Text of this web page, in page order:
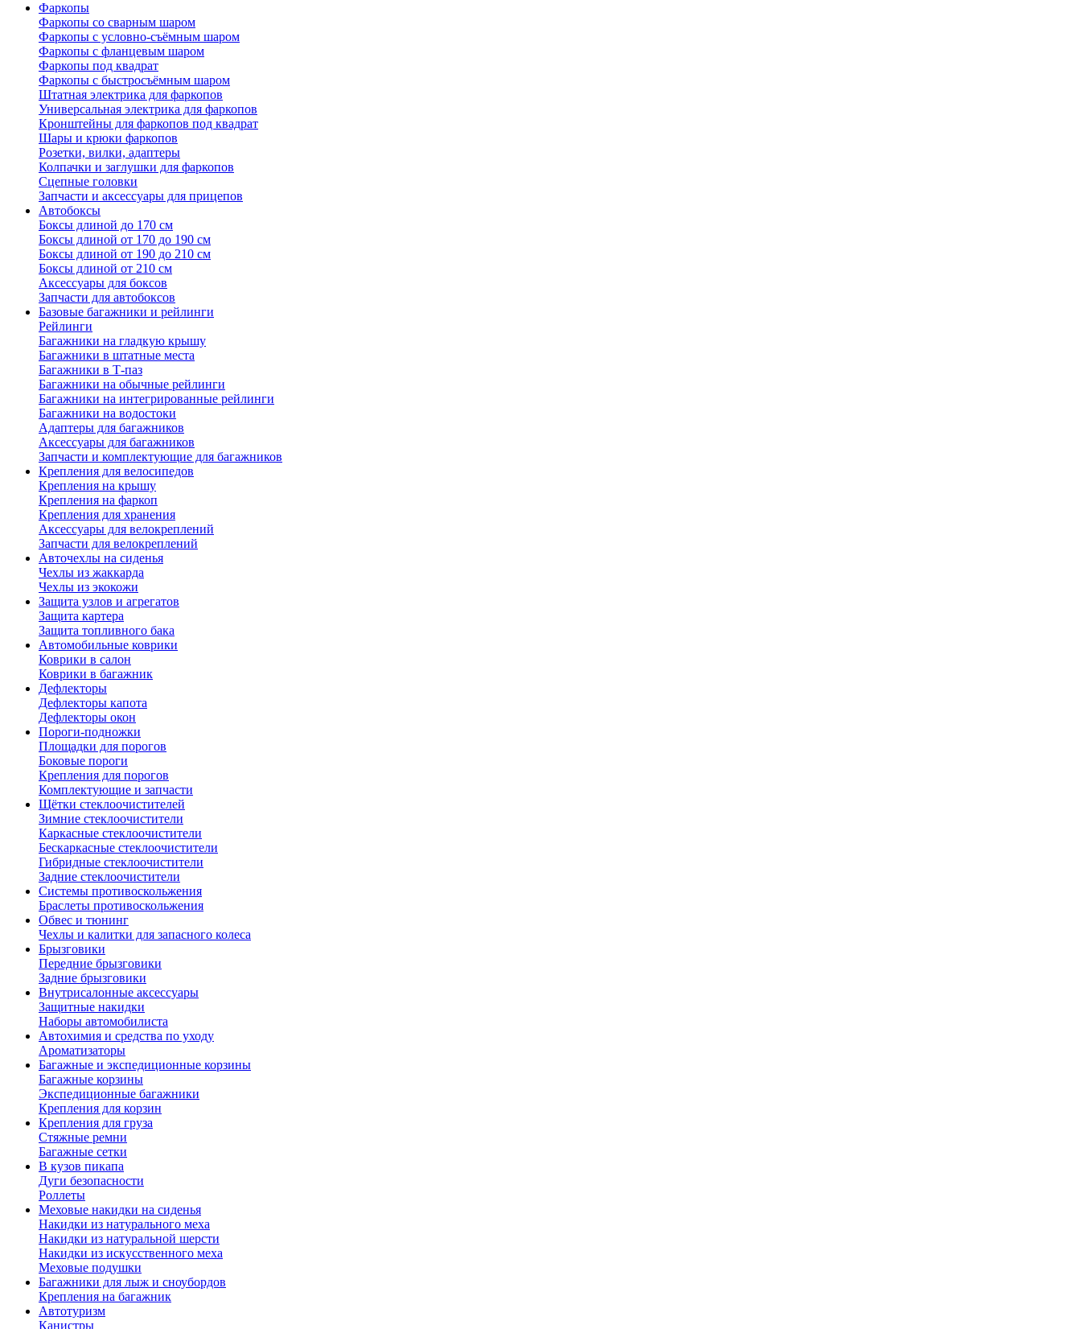
Фаркопы
Фаркопы со сварным шаром
Фаркопы с условно-съёмным шаром
Фаркопы с фланцевым шаром
Фаркопы под квадрат
Фаркопы с быстросъёмным шаром
Штатная электрика для фаркопов
Универсальная электрика для фаркопов
Кронштейны для фаркопов под квадрат
Шары и крюки фаркопов
Розетки, вилки, адаптеры
Колпачки и заглушки для фаркопов
Сцепные головки
Запчасти и аксессуары для прицепов
Автобоксы
Боксы длиной до 170 см
Боксы длиной от 170 до 190 см
Боксы длиной от 190 до 210 см
Боксы длиной от 210 см
Аксессуары для боксов
Запчасти для автобоксов
Базовые багажники и рейлинги
Рейлинги
Багажники на гладкую крышу
Багажники в штатные места
Багажники в Т-паз
Багажники на обычные рейлинги
Багажники на интегрированные рейлинги
Багажники на водостоки
Адаптеры для багажников
Аксессуары для багажников
Запчасти и комплектующие для багажников
Крепления для велосипедов
Крепления на крышу
Крепления на фаркоп
Крепления для хранения
Аксессуары для велокреплений
Запчасти для велокреплений
Авточехлы на сиденья
Чехлы из жаккарда
Чехлы из экокожи
Защита узлов и агрегатов
Защита картера
Защита топливного бака
Автомобильные коврики
Коврики в салон
Коврики в багажник
Дефлекторы
Дефлекторы капота
Дефлекторы окон
Пороги-подножки
Площадки для порогов
Боковые пороги
Крепления для порогов
Комплектующие и запчасти
Щётки стеклоочистителей
Зимние стеклоочистители
Каркасные стеклоочистители
Бескаркасные стеклоочистители
Гибридные стеклоочистители
Задние стеклоочистители
Системы противоскольжения
Браслеты противоскольжения
Обвес и тюнинг
Чехлы и калитки для запасного колеса
Брызговики
Передние брызговики
Задние брызговики
Внутрисалонные аксессуары
Защитные накидки
Наборы автомобилиста
Автохимия и средства по уходу
Ароматизаторы
Багажные и экспедиционные корзины
Багажные корзины
Экспедиционные багажники
Крепления для корзин
Крепления для груза
Стяжные ремни
Багажные сетки
В кузов пикапа
Дуги безопасности
Роллеты
Меховые накидки на сиденья
Накидки из натурального меха
Накидки из натуральной шерсти
Накидки из искусственного меха
Меховые подушки
Багажники для лыж и сноубордов
Крепления на багажник
Автотуризм
Канистры